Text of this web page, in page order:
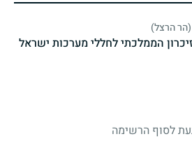
הרצל)
הממלכתי לחללי מערכות ישראל
לסוף הרשימה